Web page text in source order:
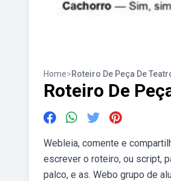
Home>Roteiro De Peça De
Roteiro De
Webleia, comente e
escrever o roteiro, ou script,
palco, e as. Webo grupo de